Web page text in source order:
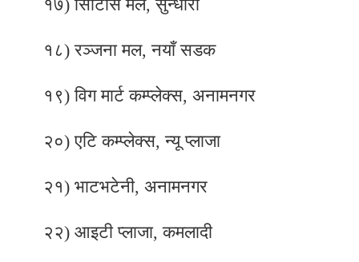
१७) सिटिसि मल, सुन्धारा
१८) रञ्जना मल, नयाँ सडक
१९) विग मार्ट कम्प्लेक्स, अनामनगर
२०) एटि कम्प्लेक्स, न्यू प्लाजा
२१) भाटभटेनी, अनामनगर
२२) आइटी प्लाजा, कमलादी